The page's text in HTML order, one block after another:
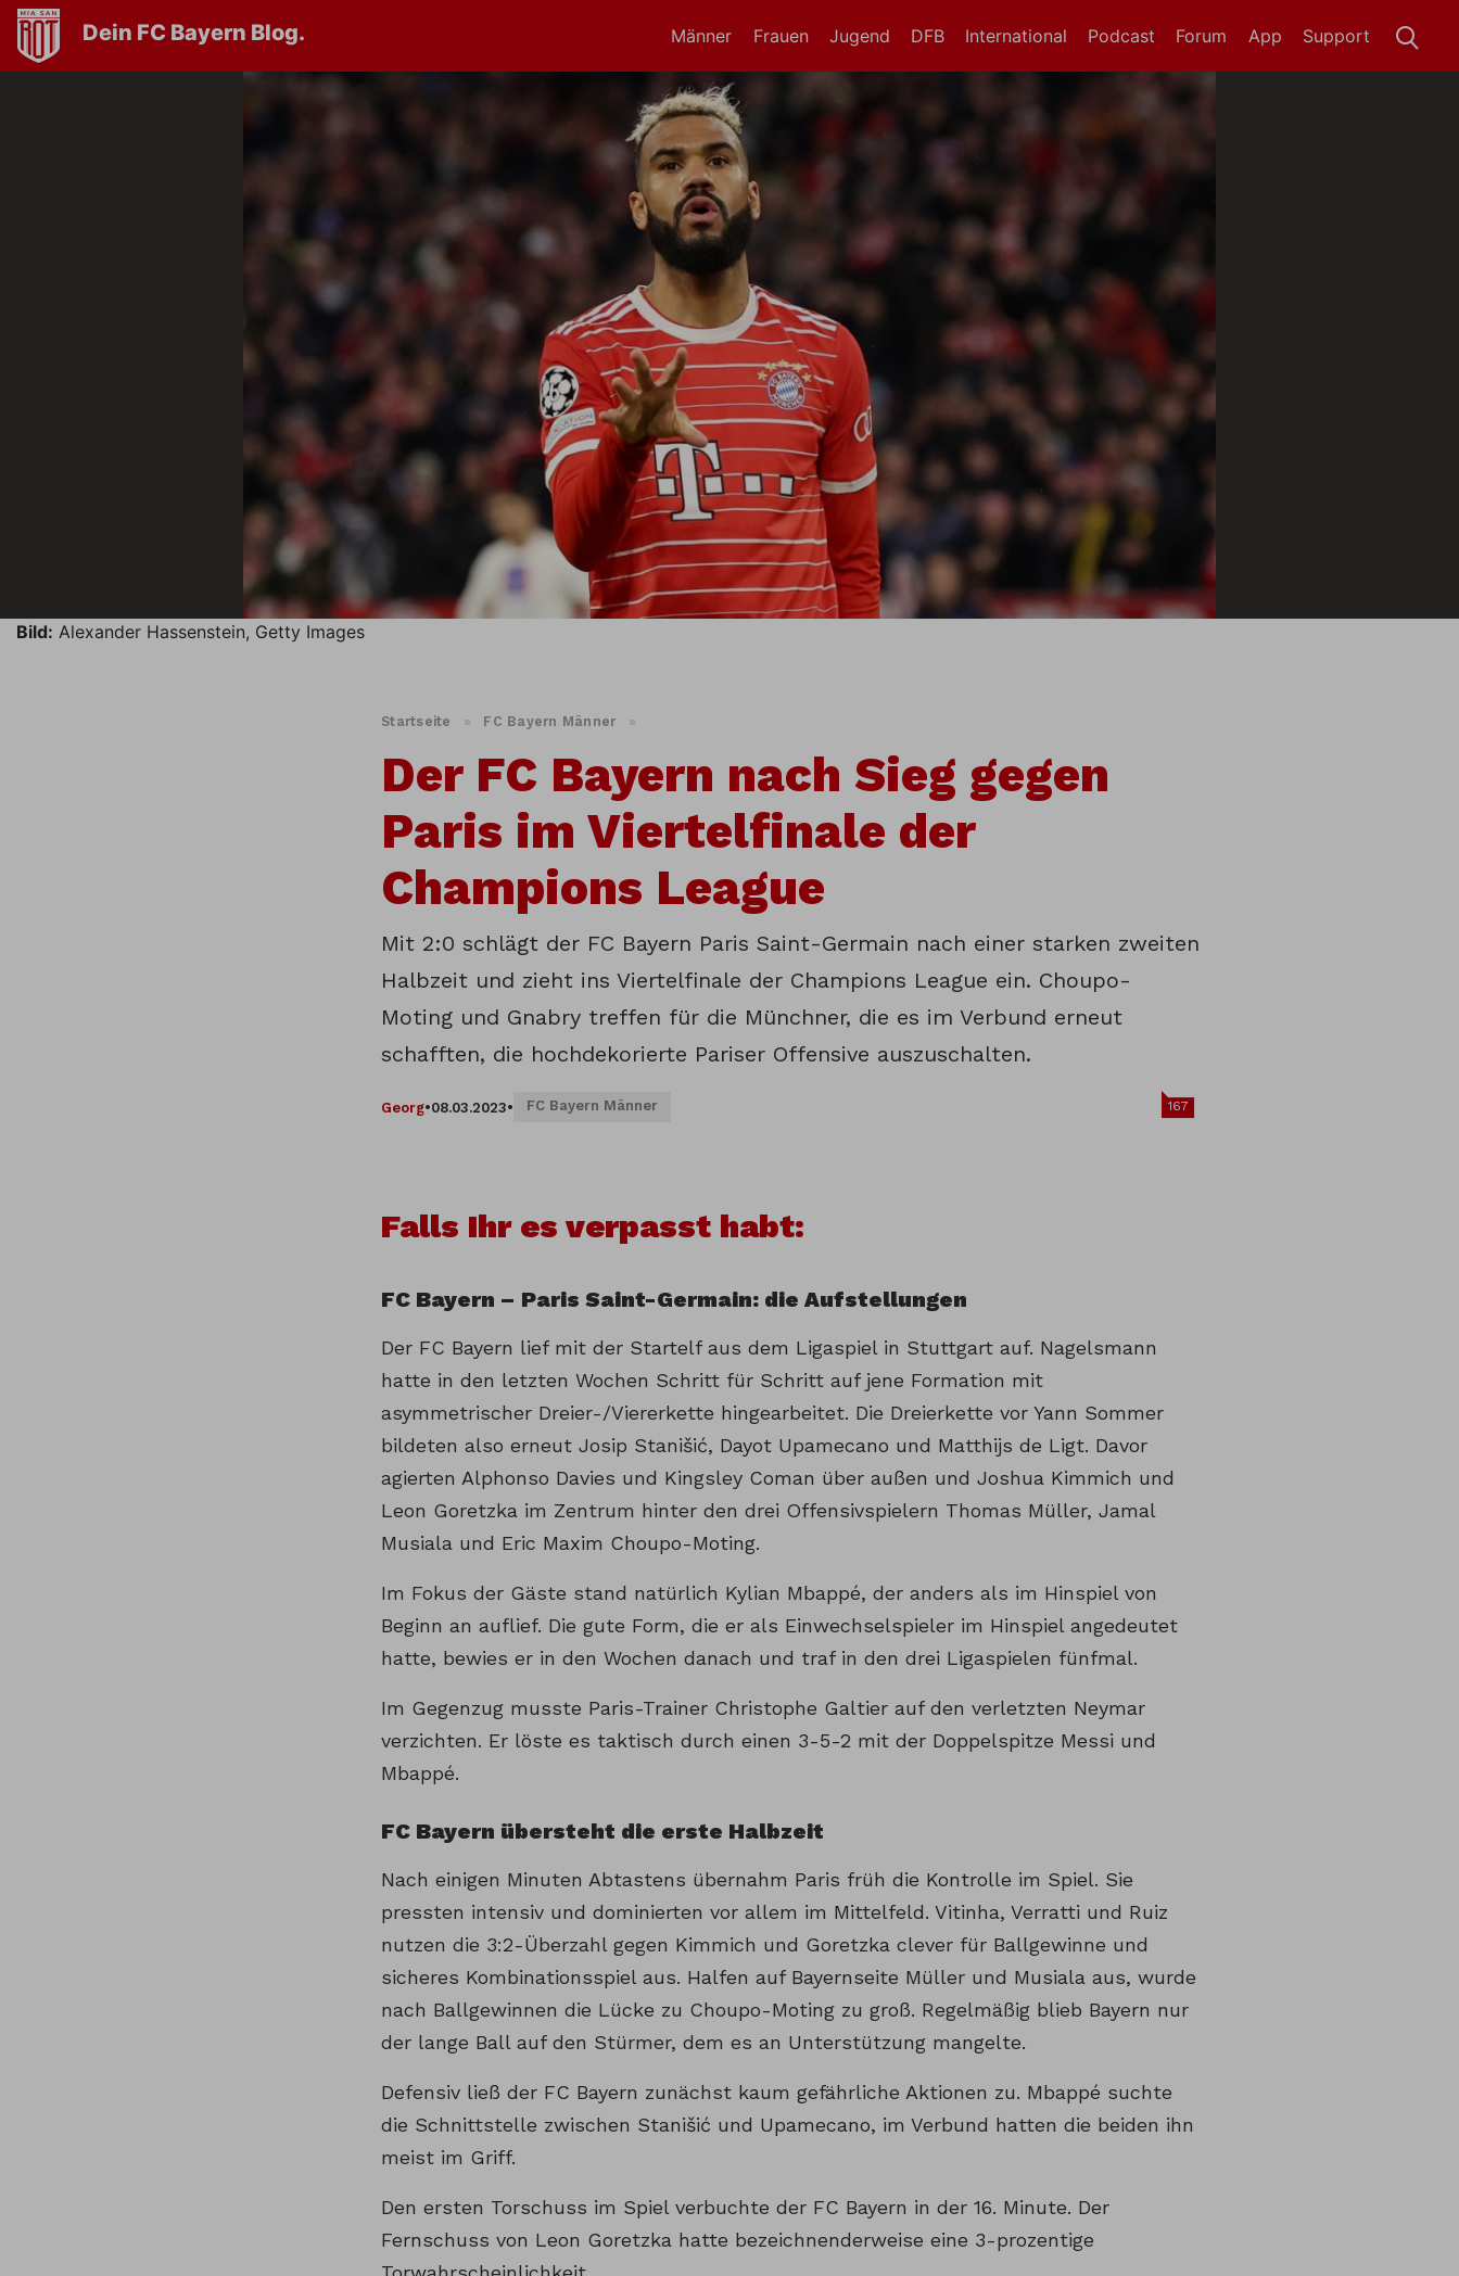
Dein FC Bayern Blog. Männer Frauen Jugend DFB International Support
App
Forum
Podcast
Bild: Alexander Hassenstein, Getty Images
Startseite » FC Bayern Männer »
Der FC Bayern nach Sieg gegen
Paris im Viertelfinale der
Champions League
Mit 2:0 schlägt der FC Bayern Paris Saint-Germain nach einer starken zweiten
Halbzeit und zieht ins Viertelfinale der Champions League ein. Choupo-
Moting und Gnabry treffen für die Münchner, die es im Verbund erneut
schafften, die hochdekorierte Pariser Offensive auszuschalten.
Georg•08.03.2023• FC Bayern Männer 167
Falls Ihr es verpasst habt:
FC Bayern – Paris Saint-Germain: die Aufstellungen
Der FC Bayern lief mit der Startelf aus dem Ligaspiel in Stuttgart auf. Nagelsmann
hatte in den letzten Wochen Schritt für Schritt auf jene Formation mit
asymmetrischer Dreier-/Viererkette hingearbeitet. Die Dreierkette vor Yann Sommer
bildeten also erneut Josip Stanišić, Dayot Upamecano und Matthijs de Ligt. Davor
agierten Alphonso Davies und Kingsley Coman über außen und Joshua Kimmich und
Leon Goretzka im Zentrum hinter den drei Offensivspielern Thomas Müller, Jamal
Musiala und Eric Maxim Choupo-Moting.
Im Fokus der Gäste stand natürlich Kylian Mbappé, der anders als im Hinspiel von
Beginn an auflief. Die gute Form, die er als Einwechselspieler im Hinspiel angedeutet
hatte, bewies er in den Wochen danach und traf in den drei Ligaspielen fünfmal.
Im Gegenzug musste Paris-Trainer Christophe Galtier auf den verletzten Neymar
verzichten. Er löste es taktisch durch einen 3-5-2 mit der Doppelspitze Messi und
Mbappé.
FC Bayern übersteht die erste Halbzeit
Nach einigen Minuten Abtastens übernahm Paris früh die Kontrolle im Spiel. Sie
pressten intensiv und dominierten vor allem im Mittelfeld. Vitinha, Verratti und Ruiz
nutzen die 3:2-Überzahl gegen Kimmich und Goretzka clever für Ballgewinne und
sicheres Kombinationsspiel aus. Halfen auf Bayernseite Müller und Musiala aus, wurde
nach Ballgewinnen die Lücke zu Choupo-Moting zu groß. Regelmäßig blieb Bayern nur
der lange Ball auf den Stürmer, dem es an Unterstützung mangelte.
Defensiv ließ der FC Bayern zunächst kaum gefährliche Aktionen zu. Mbappé suchte
die Schnittstelle zwischen Stanišić und Upamecano, im Verbund hatten die beiden ihn
meist im Griff.
Den ersten Torschuss im Spiel verbuchte der FC Bayern in der 16. Minute. Der
Fernschuss von Leon Goretzka hatte bezeichnenderweise eine 3-prozentige